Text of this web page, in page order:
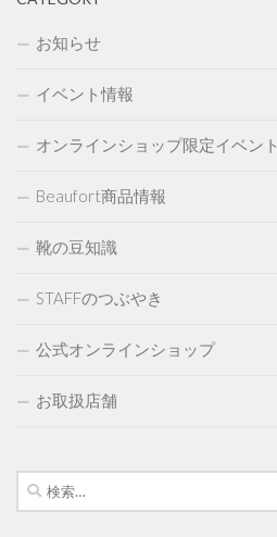
お知らせ
イベント情報
オンラインショップ限定イベント
Beaufort商品情報
靴の豆知識
STAFFのつぶやき
公式オンラインショップ
お取扱店舗
検
索: